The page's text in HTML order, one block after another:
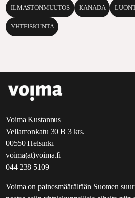
ILMASTONMUUTOS KANADA
YHTEISKUNTA
Voima Kustannus
Vellamonkatu 30 B 3 krs.
00550 Helsinki
voima(at)voima.fi
044 238 5109
Voima on painosmäärältään Suomen